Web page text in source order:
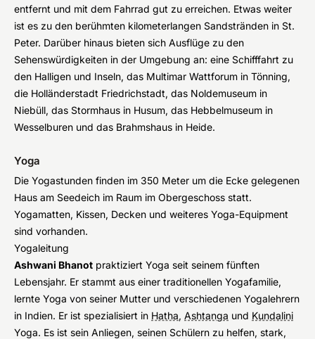
entfernt und mit dem Fahrrad gut zu erreichen. Etwas weiter
ist es zu den berühmten kilometerlangen Sandstränden in St.
Peter. Darüber hinaus bieten sich Ausflüge zu den
Sehenswürdigkeiten in der Umgebung an: eine Schifffahrt zu
den Halligen und Inseln, das Multimar Wattforum in Tönning,
die Holländerstadt Friedrichstadt, das Noldemuseum in
Niebüll, das Stormhaus in Husum, das Hebbelmuseum in
Wesselburen und das Brahmshaus in Heide.
Yoga
Die Yogastunden finden im 350 Meter um die Ecke gelegenen
Haus am Seedeich im Raum im Obergeschoss statt.
Yogamatten, Kissen, Decken und weiteres Yoga-Equipment
sind vorhanden.
Yogaleitung
Ashwani Bhanot praktiziert Yoga seit seinem fünften
Lebensjahr. Er stammt aus einer traditionellen Yogafamilie,
lernte Yoga von seiner Mutter und verschiedenen Yogalehrern
in Indien. Er ist spezialisiert in Hatha, Ashtanga und Kundalini
Yoga. Es ist sein Anliegen, seinen Schülern zu helfen, stark,